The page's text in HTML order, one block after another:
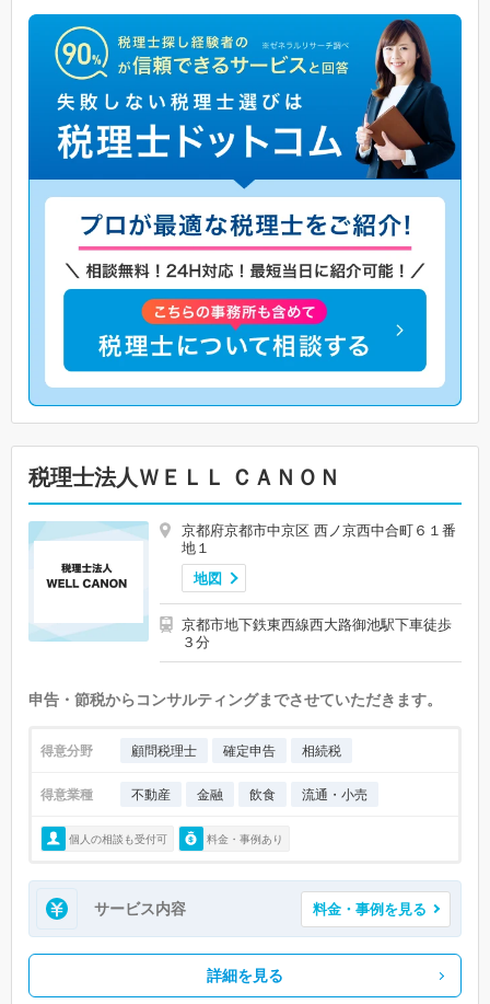
税理士法人ＷＥＬＬ ＣＡＮＯＮ
京都府京都市中京区 西ノ京西中合町６１番
地１
地図
京都市地下鉄東西線西大路御池駅下車徒歩
３分
申告・節税からコンサルティングまでさせていただきます。
得意分野 顧問税理士 確定申告 相続税
得意業種 不動産 金融 飲食 流通・小売
個人の相談も受付可 料金・事例あり
サービス内容 料金・事例を見る
詳細を見る